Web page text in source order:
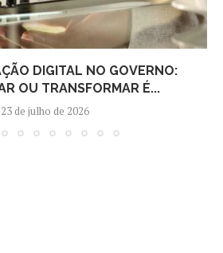
DIGITAL NO GOVERNO:
OU TRANSFORMAR É...
23 de julho de 2026